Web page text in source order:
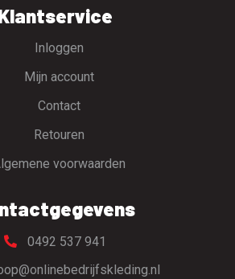
Inloggen
Mijn account
Contact
Retouren
voorwaarden
0492 537 941